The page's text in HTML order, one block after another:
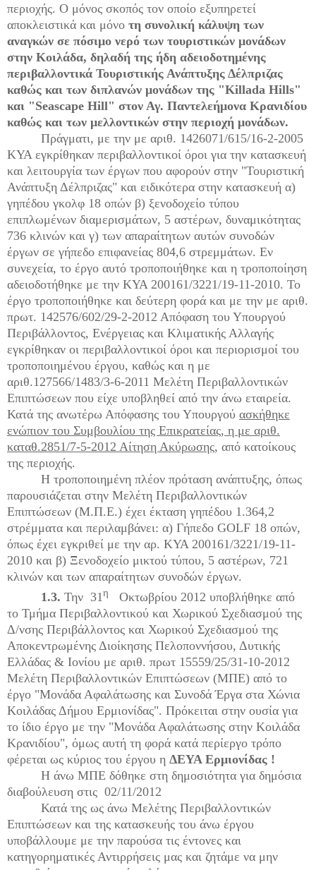
περιοχής. Ο μόνος σκοπός τον οποίο εξυπηρετεί
αποκλειστικά και μόνο τη συνολική κάλυψη των
αναγκών σε πόσιμο νερό των τουριστικών μονάδων
στην Κοιλάδα, δηλαδή της ήδη αδειοδοτημένης
περιβαλλοντικά Τουριστικής Ανάπτυξης Δέλπριζας
καθώς και των διπλανών μονάδων της "Killada Hills"
και "Seascape Hill" στον Αγ. Παντελεήμονα Κρανιδίου
καθώς και των μελλοντικών στην περιοχή μονάδων.
Πράγματι, με την με αριθ. 1426071/615/16-2-2005
ΚΥΑ εγκρίθηκαν περιβαλλοντικοί όροι για την κατασκευή
και λειτουργία των έργων που αφορούν στην "Τουριστική
Ανάπτυξη Δέλπριζας" και ειδικότερα στην κατασκευή α)
γηπέδου γκολφ 18 οπών β) ξενοδοχείο τύπου
επιπλωμένων διαμερισμάτων, 5 αστέρων, δυναμικότητας
736 κλινών και γ) των απαραίτητων αυτών συνοδών
έργων σε γήπεδο επιφανείας 804,6 στρεμμάτων. Εν
συνεχεία, το έργο αυτό τροποποιήθηκε και η τροποποίηση
αδειοδοτήθηκε με την ΚΥΑ 200161/3221/19-11-2010. Το
έργο τροποποιήθηκε και δεύτερη φορά και με την με αριθ.
πρωτ. 142576/602/29-2-2012 Απόφαση του Υπουργού
Περιβάλλοντος, Ενέργειας και Κλιματικής Αλλαγής
εγκρίθηκαν οι περιβαλλοντικοί όροι και περιορισμοί του
τροποποιημένου έργου, καθώς και η με
αριθ.127566/1483/3-6-2011 Μελέτη Περιβαλλοντικών
Επιπτώσεων που είχε υποβληθεί από την άνω εταιρεία.
Κατά της ανωτέρω Απόφασης του Υπουργού ασκήθηκε
ενώπιον του Συμβουλίου της Επικρατείας, η με αριθ.
καταθ.2851/7-5-2012 Αίτηση Ακύρωσης, από κατοίκους
της περιοχής.
Η τροποποιημένη πλέον πρόταση ανάπτυξης, όπως
παρουσιάζεται στην Μελέτη Περιβαλλοντικών
Επιπτώσεων (Μ.Π.Ε.) έχει έκταση γηπέδου 1.364,2
στρέμματα και περιλαμβάνει: α) Γήπεδο GOLF 18 οπών,
όπως έχει εγκριθεί με την αρ. ΚΥΑ 200161/3221/19-11-
2010 και β) Ξενοδοχείο μικτού τύπου, 5 αστέρων, 721
κλινών και των απαραίτητων συνοδών έργων.
1.3. Την 31η
Οκτωβρίου 2012 υποβλήθηκε από
το Τμήμα Περιβαλλοντικού και Χωρικού Σχεδιασμού της
Δ/νσης Περιβάλλοντος και Χωρικού Σχεδιασμού της
Αποκεντρωμένης Διοίκησης Πελοποννήσου, Δυτικής
Ελλάδας & Ιονίου με αριθ. πρωτ 15559/25/31-10-2012
Μελέτη Περιβαλλοντικών Επιπτώσεων (ΜΠΕ) από το
έργο "Μονάδα Αφαλάτωσης και Συνοδά Έργα στα Χώνια
Κοιλάδας Δήμου Ερμιονίδας". Πρόκειται στην ουσία για
το ίδιο έργο με την "Μονάδα Αφαλάτωσης στην Κοιλάδα
Κρανιδίου", όμως αυτή τη φορά κατά περίεργο τρόπο
φέρεται ως κύριος του έργου η ΔΕΥΑ Ερμιονίδας !
Η άνω ΜΠΕ δόθηκε στη δημοσιότητα για δημόσια
διαβούλευση στις 02/11/2012
Κατά της ως άνω Μελέτης Περιβαλλοντικών
Επιπτώσεων και της κατασκευής του άνω έργου
υποβάλλουμε με την παρούσα τις έντονες και
κατηγορηματικές Αντιρρήσεις μας και ζητάμε να μην